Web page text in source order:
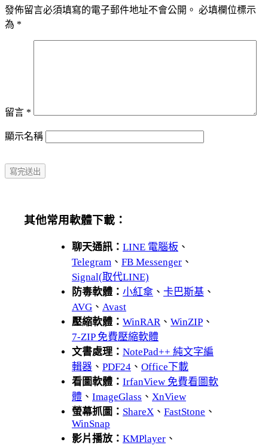
發佈留言必須填寫的電子郵件地址不會公開。 必填欄位標示
為 *
留言 *
顯示名稱
其他常用軟體下載：
聊天通訊： LINE 電腦板 、
Telegram 、 FB Messenger 、
Signal(取代LINE)
防毒軟體： 小紅傘 、 卡巴斯基 、
AVG 、 Avast
壓縮軟體： WinRAR 、 WinZIP 、
7-ZIP 免費壓縮軟體
文書處理： NotePad++ 純文字編
輯器 、 PDF24 、 Office下載
看圖軟體： IrfanView 免費看圖軟
體 、 ImageGlass 、 XnView
螢幕抓圖： ShareX 、 FastStone 、
WinSnap
影片播放： KMPlayer 、